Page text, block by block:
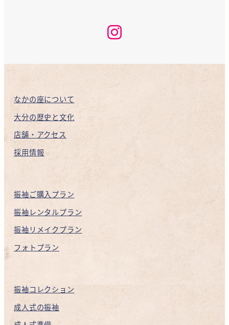
な
か
く
なかの座について
大分の歴史と文化
店舗・アクセス
採用情報
振袖ご購入プラン
振袖レンタルプラン
振袖リメイクプラン
フォトプラン
振袖コレクション
成人式の振袖